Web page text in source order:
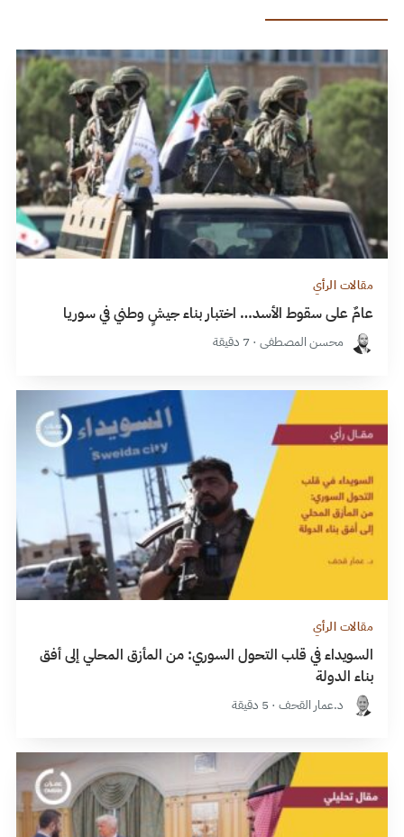
مقالات الرأي
عامٌ على سقوط الأسد… اختبار بناء جيشٍ وطني في سوريا
محسن المصطفى · 7 دقيقة
مقالات الرأي
السويداء في قلب التحول السوري: من المأزق المحلي إلى أفق
بناء الدولة
د.عمار القحف · 5 دقيقة